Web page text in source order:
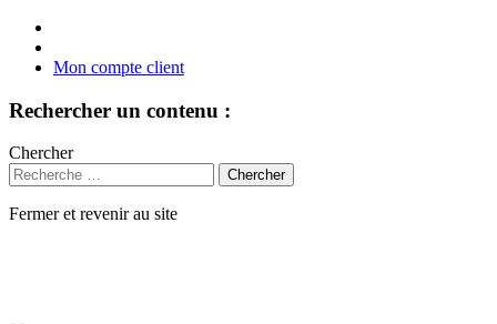
Mon compte client
Rechercher un contenu :
Chercher
Fermer et revenir au site